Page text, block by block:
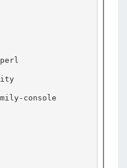
console